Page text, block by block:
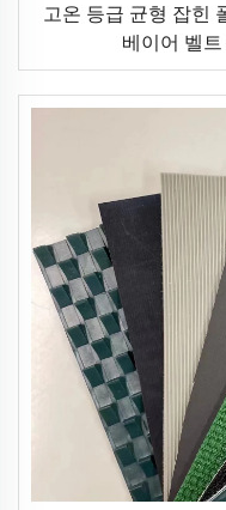
고온 등급 균형 잡힌
베이어 벨